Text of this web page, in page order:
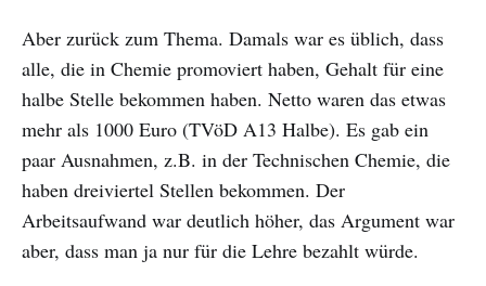
Aber zurück zum Thema. Damals war es üblich, dass
alle, die in Chemie promoviert haben, Gehalt für eine
halbe Stelle bekommen haben. Netto waren das etwas
mehr als 1000 Euro (TVöD A13 Halbe). Es gab ein
paar Ausnahmen, z.B. in der Technischen Chemie, die
haben dreiviertel Stellen bekommen. Der
Arbeitsaufwand war deutlich höher, das Argument war
aber, dass man ja nur für die Lehre bezahlt würde.